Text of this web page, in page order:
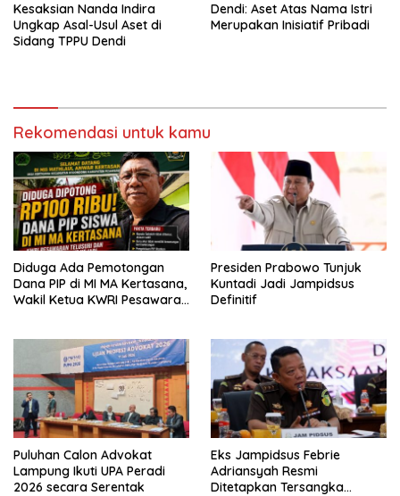
Kesaksian Nanda Indira
Ungkap Asal-Usul Aset di
Sidang TPPU Dendi
Dendi: Aset Atas Nama Istri
Merupakan Inisiatif Pribadi
Rekomendasi untuk kamu
Diduga Ada Pemotongan
Dana PIP di MI MA Kertasana,
Wakil Ketua KWRI Pesawaran
Presiden Prabowo Tunjuk
Kuntadi Jadi Jampidsus
Definitif
Puluhan Calon Advokat
Lampung Ikuti UPA Peradi
2026 secara Serentak
Eks Jampidsus Febrie
Adriansyah Resmi
Ditetapkan Tersangka